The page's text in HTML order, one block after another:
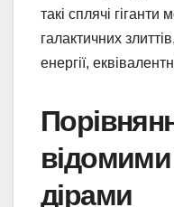
такі сплячі гіганти
галактичних
енергії,
дірами